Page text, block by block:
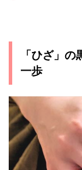
「ひざ」
一歩